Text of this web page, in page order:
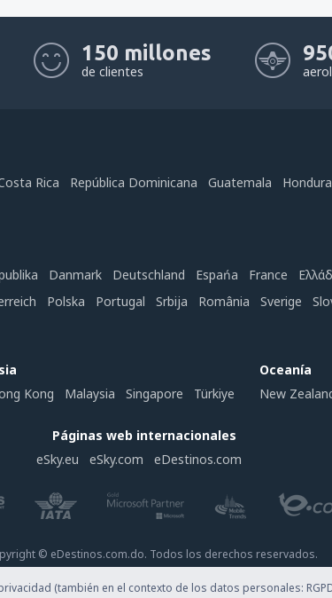
150 millones
de clientes
Rica República Dominicana Guatemala
Danmark Deutschland Espańa France
Polska Portugal Srbija România Sverige
Kong
Malaysia Singapore Türkiye
Oceanía
New
Páginas web internacionales
eSky.eu
eSky.com eDestinos.com
© eDestinos.com.do. Todos los derechos reservados.
(también en el contexto de los datos personales: